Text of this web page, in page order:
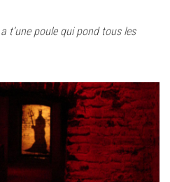
t’une poule qui pond tous les